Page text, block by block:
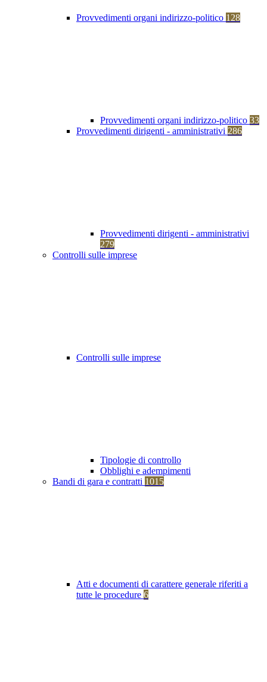
Provvedimenti organi indirizzo-politico 128
Provvedimenti organi indirizzo-politico 33
Provvedimenti dirigenti - amministrativi 286
Provvedimenti dirigenti - amministrativi
279
Controlli sulle imprese
Controlli sulle imprese
Tipologie di controllo
Obblighi e adempimenti
Bandi di gara e contratti 1015
Atti e documenti di carattere generale riferiti a
tutte le procedure 6